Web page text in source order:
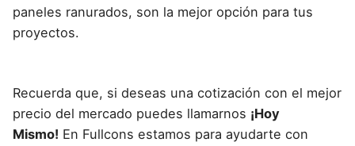
paneles ranurados, son la mejor opción para tus
proyectos.
Recuerda que, si deseas una cotización con el mejor
precio del mercado puedes llamarnos ¡Hoy
Mismo! En Fullcons estamos para ayudarte con